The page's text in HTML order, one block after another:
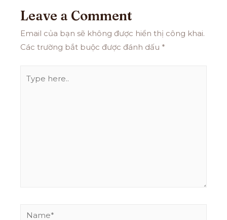
Leave a Comment
Email của bạn sẽ không được hiển thị công khai.
Các trường bắt buộc được đánh dấu *